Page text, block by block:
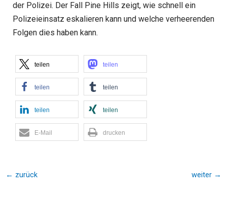
der Polizei. Der Fall Pine Hills zeigt, wie schnell ein
Polizeieinsatz eskalieren kann und welche verheerenden
Folgen dies haben kann.
teilen teilen
teilen teilen
teilen teilen
E-Mail drucken
← zurück weiter →